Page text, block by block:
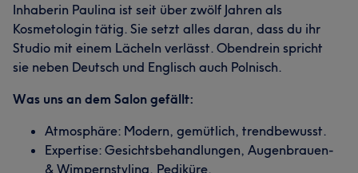
Inhaberin Paulina ist seit über zwölf Jahren als
Kosmetologin tätig. Sie setzt alles daran, dass du ihr
Studio mit einem Lächeln verlässt. Obendrein spricht
sie neben Deutsch und Englisch auch Polnisch.
Was uns an dem Salon gefällt:
Atmosphäre: Modern, gemütlich, trendbewusst.
Expertise: Gesichtsbehandlungen, Augenbrauen-
& Wimpernstyling, Pediküre.